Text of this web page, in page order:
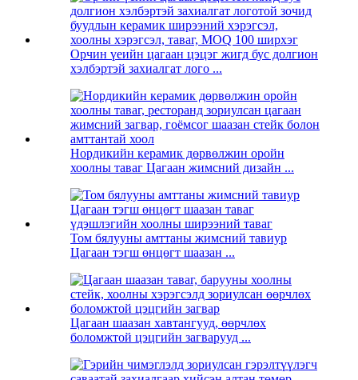
Орчин үеийн цагаан цэцэг жигд бус долгион
хэлбэртэй захиалгат лого ...
Нордикийн керамик дөрвөлжин оройн
хоолны таваг Цагаан жимсний дизайн ...
Том бялууны амттаны жимсний тавиур
Цагаан тэгш өнцөгт шаазан ...
Цагаан шаазан хавтангууд, өөрчлөх
боломжтой цэцгийн загварууд ...